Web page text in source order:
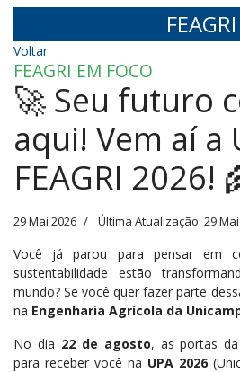
FEAGRI
Voltar
FEAGRI EM FOCO
🚀 Seu futuro
aqui! Vem aí a
FEAGRI 2026!
29 Mai 2026 Última Atualização: 29
Você já parou para pensar em
sustentabilidade estão
mundo? Se você quer fazer parte
na Engenharia Agrícola da
No dia 22 de agosto, as portas da
para receber você na UPA 2026